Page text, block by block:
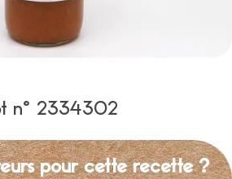
n° 2334302
pour cette recette ?